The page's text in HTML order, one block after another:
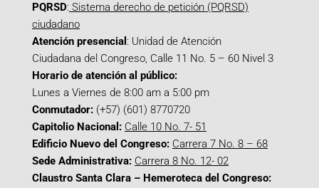
PQRSD: Sistema derecho de petición (PQRSD)
ciudadano
Atención presencial : Unidad de Atención
Ciudadana del Congreso, Calle 11 No. 5 – 60 Nivel 3
Horario de atención al público:
Lunes a Viernes de 8:00 am a 5:00 pm
Conmutador: (+57) (601) 8770720
Capitolio Nacional: Calle 10 No. 7- 51
Edificio Nuevo del Congreso: Carrera 7 No. 8 – 68
Sede Administrativa: Carrera 8 No. 12- 02
Claustro Santa Clara – Hemeroteca del Congreso: